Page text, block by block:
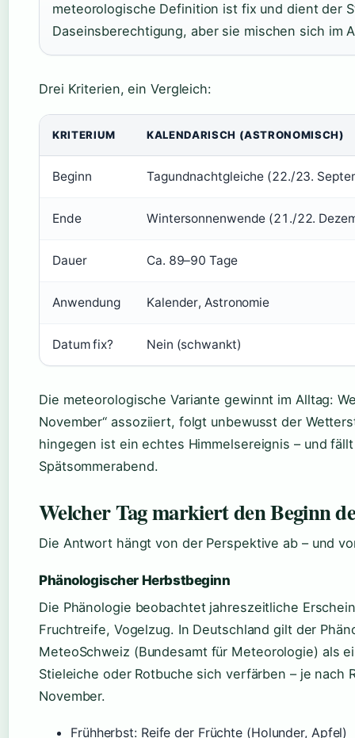
meteorologische Definition ist fix und dient der
Daseinsberechtigung, aber sie mischen sich im
Drei Kriterien, ein Vergleich:
KRITERIUM KALENDARISCH (ASTRONOMISCH)
Beginn Tagundnachtgleiche (22./23.
Ende Wintersonnenwende (21./22.
Dauer Ca. 89–90 Tage
Anwendung Kalender, Astronomie
Datum fix? Nein (schwankt)
Die meteorologische Variante gewinnt im Alltag:
November“ assoziiert, folgt unbewusst der
hingegen ist ein echtes Himmelsereignis – und
Spätsommerabend.
Welcher Tag markiert den Beginn
Die Antwort hängt von der Perspektive ab – und
Phänologischer Herbstbeginn
Die Phänologie beobachtet jahreszeitliche
Fruchtreife, Vogelzug. In Deutschland gilt der
MeteoSchweiz (Bundesamt für Meteorologie) als
Stieleiche oder Rotbuche sich verfärben – je nach
November.
Frühherbst: Reife der Früchte (Holunder, Apfel)